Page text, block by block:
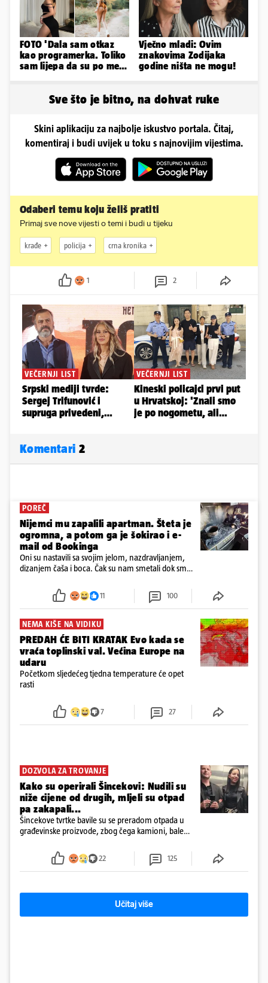
FOTO 'Dala sam otkaz
kao programerka. Toliko
sam lijepa da su po meni
Vječno mladi: Ovim
znakovima Zodijaka
godine ništa ne mogu!
Sve što je bitno, na dohvat ruke
Skini aplikaciju za najbolje iskustvo portala. Čitaj,
komentiraj i budi uvijek u toku s najnovijim vijestima.
Odaberi temu koju želiš pratiti
Primaj sve nove vijesti o temi i budi u tijeku
krađe policija crna kronika
1 2
Komentari 2
POREČ
Nijemci mu zapalili apartman. Šteta je
ogromna, a potom ga je šokirao i e-
mail od Bookinga
Oni su nastavili sa svojim jelom, nazdravljanjem,
dizanjem čaša i boca. Čak su nam smetali dok smo
požar, rekao je vlasnik
11 100
NEMA KIŠE NA VIDIKU
PREDAH ĆE BITI KRATAK Evo kada se
vraća toplinski val. Većina Europe na
udaru
Početkom sljedećeg tjedna temperature će opet
rasti
7 27
DOZVOLA ZA TROVANJE
Kako su operirali Šincekovi: Nudili su
niže cijene od drugih, mljeli su otpad
pa zakapali...
Šincekove tvrtke bavile su se preradom otpada u
građevinske proizvode, zbog čega kamioni, bale
22 125
Učitaj više